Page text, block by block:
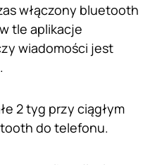
włączony bluetooth
tle aplikacje
wiadomości jest
2 tyg przy ciągłym
do telefonu.